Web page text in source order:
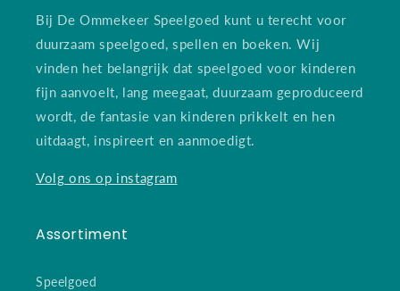
Bij De Ommekeer Speelgoed kunt u terecht voor
duurzaam speelgoed, spellen en boeken. Wij
vinden het belangrijk dat speelgoed voor kinderen
fijn aanvoelt, lang meegaat, duurzaam geproduceerd
wordt, de fantasie van kinderen prikkelt en hen
uitdaagt, inspireert en aanmoedigt.
Volg ons op instagram
Assortiment
Speelgoed